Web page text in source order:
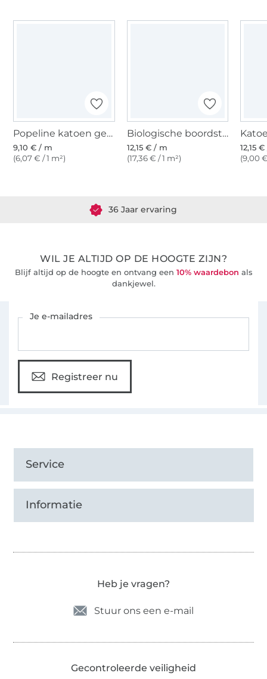
Popeline katoen gebroken wit
9,10 € / m
(6,07 € / 1 m²)
Biologische boordstof glad, gebroken wit
12,15 € / m
(17,36 € / 1 m²)
12,15
(9,00
36 Jaar ervaring
WIL JE ALTIJD OP DE HOOGTE ZIJN?
Blijf altijd op de hoogte en ontvang een 10% waardebon als
dankjewel.
Je e-mailadres
Registreer nu
Service
Informatie
Heb je vragen?
Stuur ons een e-mail
Gecontroleerde veiligheid